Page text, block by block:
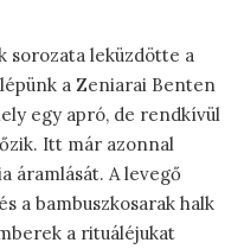
sorozata leküzdötte a
a Zeniarai Benten
egy apró, de rendkívül
Itt már azonnal
áramlását. A levegő
a bambuszkosarak halk
a rituáléjukat